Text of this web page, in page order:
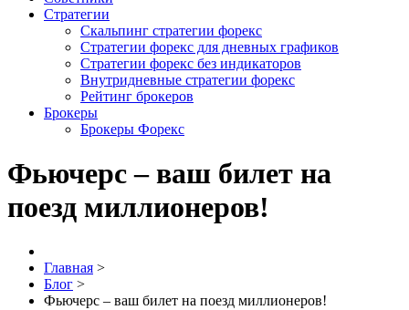
Стратегии
Скальпинг стратегии форекс
Стратегии форекс для дневных графиков
Стратегии форекс без индикаторов
Внутридневные стратегии форекс
Рейтинг брокеров
Брокеры
Брокеры Форекс
Фьючерс – ваш билет на
поезд миллионеров!
Главная >
Блог >
Фьючерс – ваш билет на поезд миллионеров!